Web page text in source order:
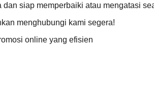
siap memperbaiki atau mengatasi
menghubungi kami segera!
online yang efisien